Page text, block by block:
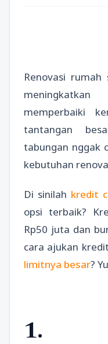
Renovasi
memperbaiki
tantangan
tabungan nggak
kebutuhan
Di sinilah kredit
opsi terbaik?
Rp50 juta dan
cara ajukan
limitnya besar?
1.